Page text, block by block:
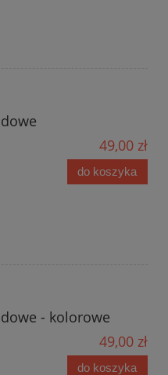
49,00 zł
do koszyka
- kolorowe
49,00 zł
do koszyka